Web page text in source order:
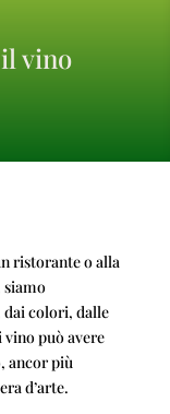
vino
ristorante o alla
colori, dalle
può avere
ancor più
d’arte.